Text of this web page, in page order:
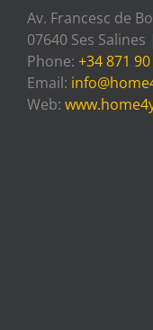
Av. Francesc de
07640 Ses
Phone: +34 871
Email:
Web: